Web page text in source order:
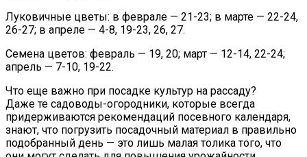
Луковичные цветы: в феврале — 21-23; в марте — 22-24,
26-27; в апреле — 4-8, 19-23, 26, 27.
Семена цветов: февраль — 19, 20; март — 12-14, 22-24;
апрель — 7-10, 19-22.
Что еще важно при посадке культур на рассаду?
Даже те садоводы-огородники, которые всегда
придерживаются рекомендаций посевного календаря,
знают, что погрузить посадочный материал в правильно
подобранный день — это лишь малая толика того, что